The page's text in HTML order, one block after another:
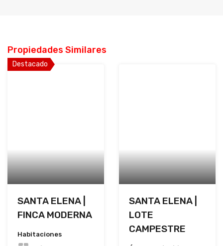
Propiedades Similares
Destacado
SANTA ELENA |
FINCA MODERNA
Habitaciones
SANTA ELENA |
LOTE
CAMPESTRE